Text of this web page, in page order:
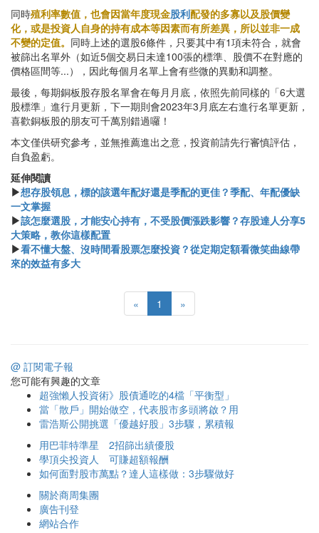
同時殖利率數值，也會因當年度現金股利配發的多寡以及股價變
化，或是投資人自身的持有成本等因素而有所差異，所以並非一成
不變的定值。 同時上述的選股6條件，只要其中有1項未符合，就會
被篩出名單外（如近5個交易日未達100張的標準、股價不在對應的
價格區間等...），因此每個月名單上會有些微的異動和調整。
最後，每期銅板股存股名單會在每月月底，依照先前同樣的「6大選
股標準」進行月更新，下一期則會2023年3月底左右進行名單更新，
喜歡銅板股的朋友可千萬別錯過囉！
本文僅供研究參考，並無推薦進出之意，投資前請先行審慎評估，
自負盈虧。
延伸閱讀
▶想存股領息，標的該選年配好還是季配的更佳？季配、年配優缺
一文掌握
▶該怎麼選股，才能安心持有，不受股價漲跌影響？存股達人分享5
大策略，教你這樣配置
▶看不懂大盤、沒時間看股票怎麼投資？從定期定額看微笑曲線帶
來的效益有多大
« 1 »
@ 訂閱電子報
您可能有興趣的文章
超強懶人投資術》股債通吃的4檔「平衡型」
當「散戶」開始做空，代表股市多頭將啟？用
雷浩斯公開挑選「優越好股」3步驟，累積報
用巴菲特準星 2招篩出績優股
學頂尖投資人 可賺超額報酬
如何面對股市萬點？達人這樣做：3步驟做好
關於商周集團
廣告刊登
網站合作